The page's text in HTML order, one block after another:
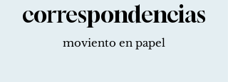
correspondencias
moviento en papel